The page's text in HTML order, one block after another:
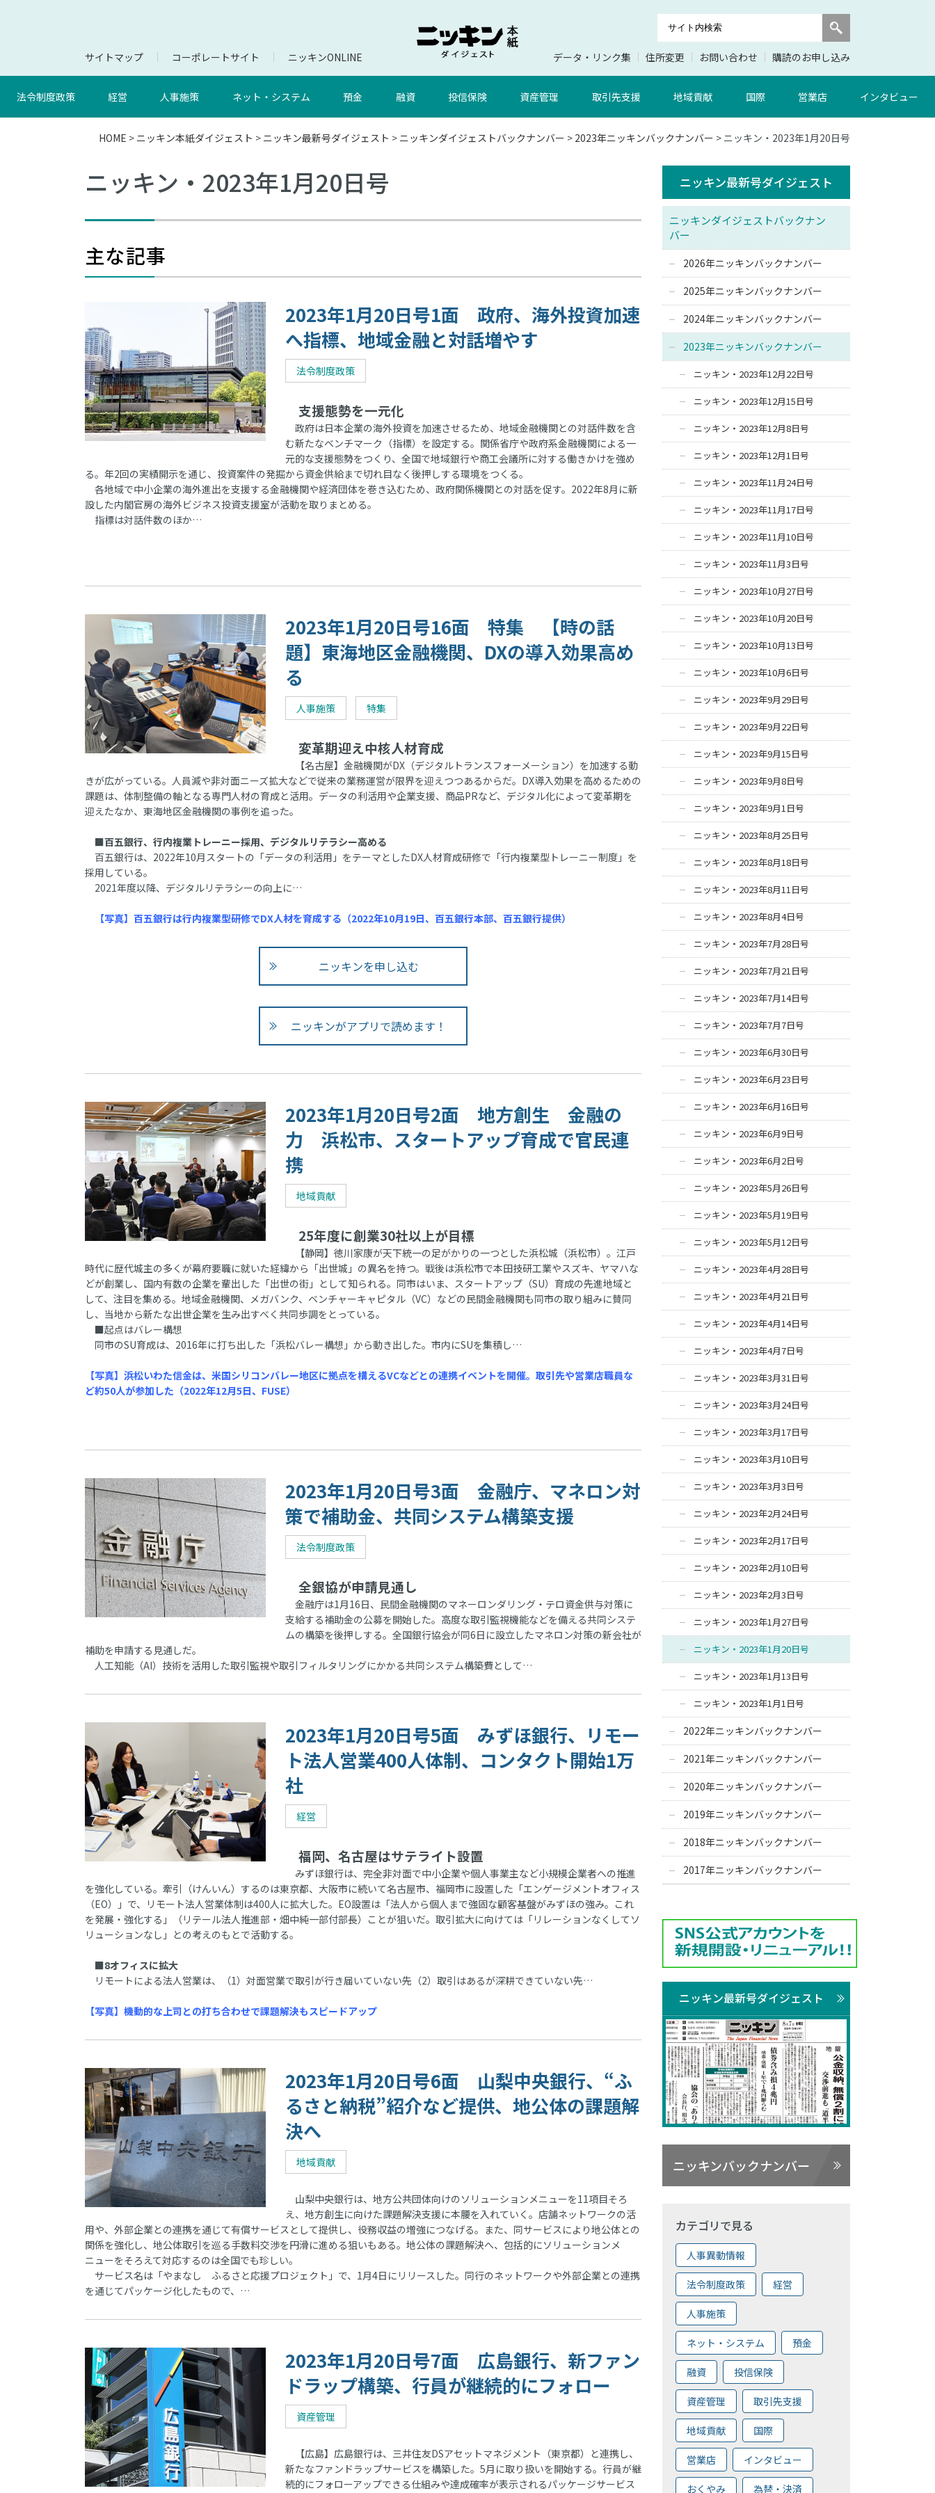
サイトマップ コーポレートサイト ニッキンONLINE データ・リンク集 住所変更 お問い合わせ 購読のお申し込み
法令制度政策 経営 人事施策 ネット・システム 預金 融資 投信保険 資産管理 取引先支援 地域貢献 国際 営業店 インタビュー
HOME > ニッキン本紙ダイジェスト > ニッキン最新号ダイジェスト > ニッキンダイジェストバックナンバー > 2023年ニッキンバックナンバー > ニッキン・2023年1月20日号
ニッキン・2023年1月20日号
主な記事
2023年1月20日号1面 政府、海外投資加速
へ指標、地域金融と対話増やす
法令制度政策
支援態勢を一元化
政府は日本企業の海外投資を加速させるため、地域金融機関との対話件数を含
む新たなベンチマーク（指標）を設定する。関係省庁や政府系金融機関による一
元的な支援態勢をつくり、全国で地域銀行や商工会議所に対する働きかけを強め
る。年2回の実績開示を通じ、投資案件の発掘から資金供給まで切れ目なく後押しする環境をつくる。
各地域で中小企業の海外進出を支援する金融機関や経済団体を巻き込むため、政府関係機関との対話を促す。2022年8月に新
設した内閣官房の海外ビジネス投資支援室が活動を取りまとめる。
指標は対話件数のほか…
2023年1月20日号16面 特集 【時の話
題】東海地区金融機関、DXの導入効果高め
る
人事施策 特集
変革期迎え中核人材育成
【名古屋】金融機関がDX（デジタルトランスフォーメーション）を加速する動
きが広がっている。人員減や非対面ニーズ拡大などで従来の業務運営が限界を迎えつつあるからだ。DX導入効果を高めるための
課題は、体制整備の軸となる専門人材の育成と活用。データの利活用や企業支援、商品PRなど、デジタル化によって変革期を
迎えたなか、東海地区金融機関の事例を追った。
■百五銀行、行内複業トレーニー採用、デジタルリテラシー高める
百五銀行は、2022年10月スタートの「データの利活用」をテーマとしたDX人材育成研修で「行内複業型トレーニー制度」を
採用している。
2021年度以降、デジタルリテラシーの向上に…
【写真】百五銀行は行内複業型研修でDX人材を育成する（2022年10月19日、百五銀行本部、百五銀行提供）
ニッキンを申し込む
ニッキンがアプリで読めます！
2023年1月20日号2面 地方創生 金融の
力 浜松市、スタートアップ育成で官民連
携
地域貢献
25年度に創業30社以上が目標
【静岡】徳川家康が天下統一の足がかりの一つとした浜松城（浜松市）。江戸
時代に歴代城主の多くが幕府要職に就いた経緯から「出世城」の異名を持つ。戦後は浜松市で本田技研工業やスズキ、ヤマハな
どが創業し、国内有数の企業を輩出した「出世の街」として知られる。同市はいま、スタートアップ（SU）育成の先進地域と
して、注目を集める。地域金融機関、メガバンク、ベンチャーキャピタル（VC）などの民間金融機関も同市の取り組みに賛同
し、当地から新たな出世企業を生み出すべく共同歩調をとっている。
■起点はバレー構想
同市のSU育成は、2016年に打ち出した「浜松バレー構想」から動き出した。市内にSUを集積し…
【写真】浜松いわた信金は、米国シリコンバレー地区に拠点を構えるVCなどとの連携イベントを開催。取引先や営業店職員な
ど約50人が参加した（2022年12月5日、FUSE）
2023年1月20日号3面 金融庁、マネロン対
策で補助金、共同システム構築支援
法令制度政策
全銀協が申請見通し
金融庁は1月16日、民間金融機関のマネーロンダリング・テロ資金供与対策に
支給する補助金の公募を開始した。高度な取引監視機能などを備える共同システ
ムの構築を後押しする。全国銀行協会が同6日に設立したマネロン対策の新会社が
補助を申請する見通しだ。
人工知能（AI）技術を活用した取引監視や取引フィルタリングにかかる共同システム構築費として…
2023年1月20日号5面 みずほ銀行、リモー
ト法人営業400人体制、コンタクト開始1万
社
経営
福岡、名古屋はサテライト設置
みずほ銀行は、完全非対面で中小企業や個人事業主など小規模企業者への推進
を強化している。牽引（けんいん）するのは東京都、大阪市に続いて名古屋市、福岡市に設置した「エンゲージメントオフィス
（EO）」で、リモート法人営業体制は400人に拡大した。EO設置は「法人から個人まで強固な顧客基盤がみずほの強み。これ
を発展・強化する」（リテール法人推進部・畑中純一部付部長）ことが狙いだ。取引拡大に向けては「リレーションなくしてソ
リューションなし」との考えのもとで活動する。
■8オフィスに拡大
リモートによる法人営業は、（1）対面営業で取引が行き届いていない先（2）取引はあるが深耕できていない先…
【写真】機動的な上司との打ち合わせで課題解決もスピードアップ
2023年1月20日号6面 山梨中央銀行、“ふ
るさと納税”紹介など提供、地公体の課題解
決へ
地域貢献
山梨中央銀行は、地方公共団体向けのソリューションメニューを11項目そろ
え、地方創生に向けた課題解決支援に本腰を入れていく。店舗ネットワークの活
用や、外部企業との連携を通じて有償サービスとして提供し、役務収益の増強につなげる。また、同サービスにより地公体との
関係を強化し、地公体取引を巡る手数料交渉を円滑に進める狙いもある。地公体の課題解決へ、包括的にソリューションメ
ニューをそろえて対応するのは全国でも珍しい。
サービス名は「やまなし ふるさと応援プロジェクト」で、1月4日にリリースした。同行のネットワークや外部企業との連携
を通じてパッケージ化したもので、…
2023年1月20日号7面 広島銀行、新ファン
ドラップ構築、行員が継続的にフォロー
資産管理
【広島】広島銀行は、三井住友DSアセットマネジメント（東京都）と連携し、
新たなファンドラップサービスを構築した。5月に取り扱いを開始する。行員が継
続的にフォローアップできる仕組みや達成確率が表示されるパッケージサービス
ニッキン最新号ダイジェスト
ニッキンダイジェストバックナン
バー
2026年ニッキンバックナンバー
2025年ニッキンバックナンバー
2024年ニッキンバックナンバー
2023年ニッキンバックナンバー
ニッキン・2023年12月22日号
ニッキン・2023年12月15日号
ニッキン・2023年12月8日号
ニッキン・2023年12月1日号
ニッキン・2023年11月24日号
ニッキン・2023年11月17日号
ニッキン・2023年11月10日号
ニッキン・2023年11月3日号
ニッキン・2023年10月27日号
ニッキン・2023年10月20日号
ニッキン・2023年10月13日号
ニッキン・2023年10月6日号
ニッキン・2023年9月29日号
ニッキン・2023年9月22日号
ニッキン・2023年9月15日号
ニッキン・2023年9月8日号
ニッキン・2023年9月1日号
ニッキン・2023年8月25日号
ニッキン・2023年8月18日号
ニッキン・2023年8月11日号
ニッキン・2023年8月4日号
ニッキン・2023年7月28日号
ニッキン・2023年7月21日号
ニッキン・2023年7月14日号
ニッキン・2023年7月7日号
ニッキン・2023年6月30日号
ニッキン・2023年6月23日号
ニッキン・2023年6月16日号
ニッキン・2023年6月9日号
ニッキン・2023年6月2日号
ニッキン・2023年5月26日号
ニッキン・2023年5月19日号
ニッキン・2023年5月12日号
ニッキン・2023年4月28日号
ニッキン・2023年4月21日号
ニッキン・2023年4月14日号
ニッキン・2023年4月7日号
ニッキン・2023年3月31日号
ニッキン・2023年3月24日号
ニッキン・2023年3月17日号
ニッキン・2023年3月10日号
ニッキン・2023年3月3日号
ニッキン・2023年2月24日号
ニッキン・2023年2月17日号
ニッキン・2023年2月10日号
ニッキン・2023年2月3日号
ニッキン・2023年1月27日号
ニッキン・2023年1月20日号
ニッキン・2023年1月13日号
ニッキン・2023年1月1日号
2022年ニッキンバックナンバー
2021年ニッキンバックナンバー
2020年ニッキンバックナンバー
2019年ニッキンバックナンバー
2018年ニッキンバックナンバー
2017年ニッキンバックナンバー
ニッキン最新号ダイジェスト
ニッキンバックナンバー
カテゴリで見る
人事異動情報
法令制度政策 経営
人事施策
ネット・システム 預金
融資 投信保険
資産管理 取引先支援
地域貢献 国際
営業店 インタビュー
おくやみ 為替・決済